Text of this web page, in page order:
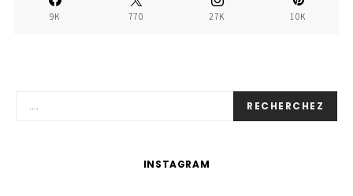
9K 770 27K 10K
RECHERCHEZ
INSTAGRAM